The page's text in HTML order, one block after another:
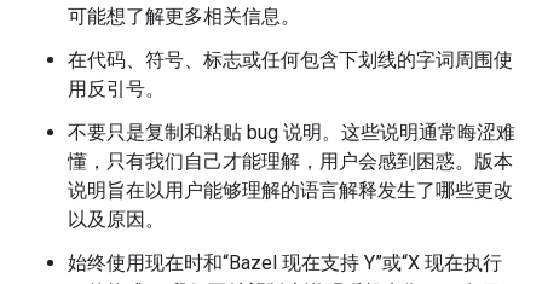
可能想了解更多相关信息。
在代码、符号、标志或任何包含下划线的字词周围使
用反引号。
不要只是复制和粘贴 bug 说明。这些说明通常晦涩难
懂，只有我们自己才能理解，用户会感到困惑。版本
说明旨在以用户能够理解的语言解释发生了哪些更改
以及原因。
始终使用现在时和“Bazel 现在支持 Y”或“X 现在执行